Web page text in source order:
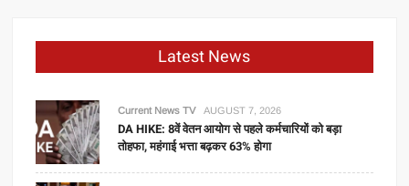
Latest News
Current News TV AUGUST 7, 2026
DA HIKE: 8वें वेतन आयोग से पहले कर्मचारियों को बड़ा
तोहफा, महंगाई भत्ता बढ़कर 63% होगा